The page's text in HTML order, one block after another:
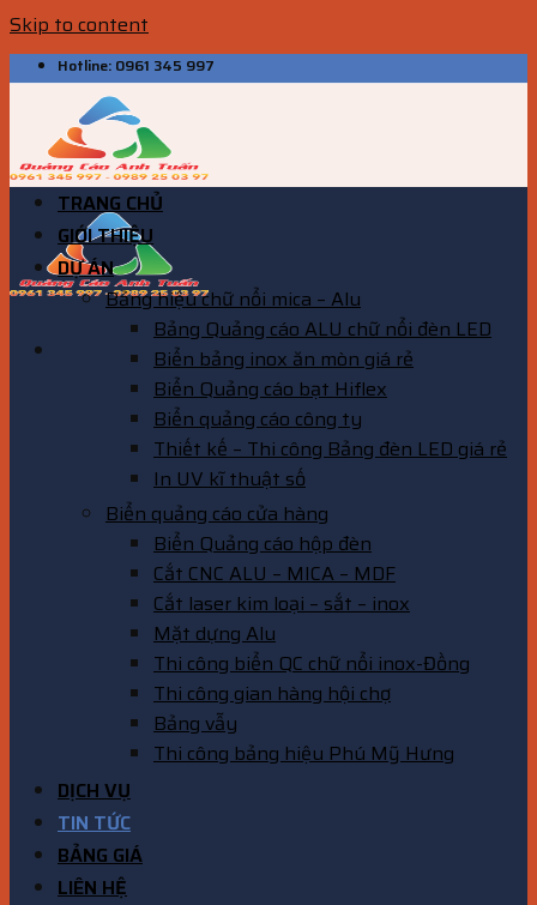
Skip to content
Hotline: 0961 345 997
TRANG CHỦ
GIỚI THIỆU
DỰ ÁN
Bảng hiệu chữ nổi mica – Alu
Bảng Quảng cáo ALU chữ nổi đèn LED
Biển bảng inox ăn mòn giá rẻ
Biển Quảng cáo bạt Hiflex
Biển quảng cáo công ty
Thiết kế – Thi công Bảng đèn LED giá rẻ
In UV kĩ thuật số
Biển quảng cáo cửa hàng
Biển Quảng cáo hộp đèn
Cắt CNC ALU – MICA – MDF
Cắt laser kim loại – sắt – inox
Mặt dựng Alu
Thi công biển QC chữ nổi inox-Đồng
Thi công gian hàng hội chợ
Bảng vẫy
Thi công bảng hiệu Phú Mỹ Hưng
DỊCH VỤ
TIN TỨC
BẢNG GIÁ
LIÊN HỆ